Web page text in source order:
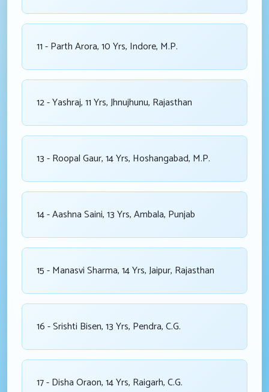
11 - Parth Arora, 10 Yrs, Indore, M.P.
12 - Yashraj, 11 Yrs, Jhnujhunu, Rajasthan
13 - Roopal Gaur, 14 Yrs, Hoshangabad, M.P.
14 - Aashna Saini, 13 Yrs, Ambala, Punjab
15 - Manasvi Sharma, 14 Yrs, Jaipur, Rajasthan
16 - Srishti Bisen, 13 Yrs, Pendra, C.G.
17 - Disha Oraon, 14 Yrs, Raigarh, C.G.